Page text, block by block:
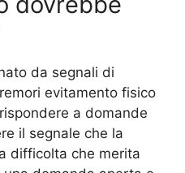
da segnali di
evitamento fisico
a domande
il segnale che la
difficolta che merita